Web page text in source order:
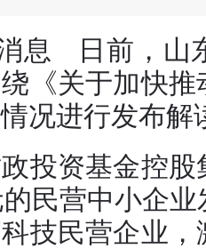
息 日前，山
《关于加快
况进行发布解
投资基金控
民营中小企
技民营企业